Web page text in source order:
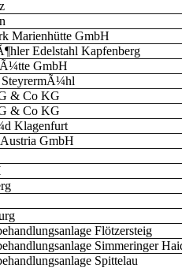
Marienhütte GmbH
Edelstahl Kapfenberg
GmbH
& Co KG
& Co KG
Klagenfurt
GmbH
Flötzersteig
Simmeringer
Spittelau